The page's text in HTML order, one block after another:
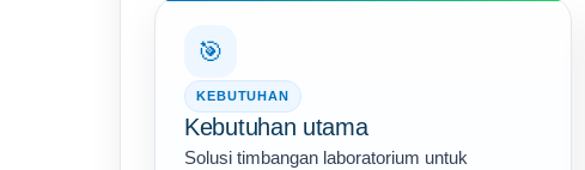
🎯
KEBUTUHAN
Kebutuhan utama
Solusi timbangan laboratorium untuk